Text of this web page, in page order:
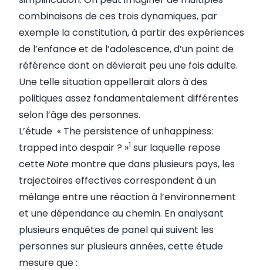
combinaisons de ces trois dynamiques, par
exemple la constitution, à partir des expériences
de l’enfance et de l’adolescence, d’un point de
référence dont on dévierait peu une fois adulte.
Une telle situation appellerait alors à des
politiques assez fondamentalement différentes
selon l’âge des personnes.
L’étude « The persistence of unhappiness:
trapped into despair ? »1 sur laquelle repose
cetteNote montre que dans plusieurs pays, les
trajectoires effectives correspondent à un
mélange entre une réaction à l’environnement
et une dépendance au chemin. En analysant
plusieurs enquêtes de panel qui suivent les
personnes sur plusieurs années, cette étude
mesure que :